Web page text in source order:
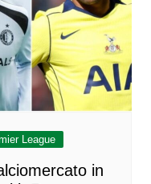
League
in